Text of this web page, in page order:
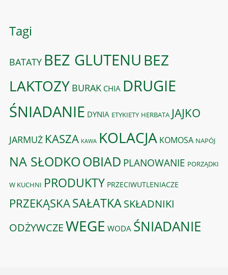
Tagi
BATATY BEZ GLUTENU BEZ
LAKTOZY BURAK CHIA DRUGIE
ŚNIADANIE DYNIA ETYKIETY HERBATA JAJKO
JARMUŻ KASZA KAWA KOLACJA KOMOSA NAPÓJ
NA SŁODKOOBIAD PLANOWANIE PORZĄDKI
W KUCHNI PRODUKTY PRZECIWUTLENIACZE
PRZEKĄSKASAŁATKASKŁADNIKI
ODŻYWCZEWEGE WODA ŚNIADANIE